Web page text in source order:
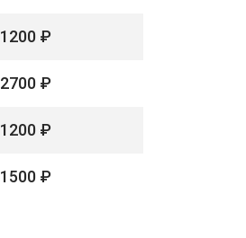
1200 ₽
2700 ₽
1200 ₽
1500 ₽